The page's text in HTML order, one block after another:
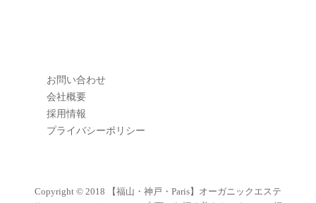
お問い合わせ
会社概要
採用情報
プライバシーポリシー
Copyright © 2018
【福山・神戸・Paris】オーガニックエステ